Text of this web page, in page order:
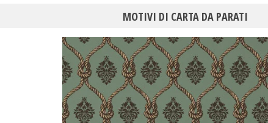
MOTIVI DI CARTA DA PARATI